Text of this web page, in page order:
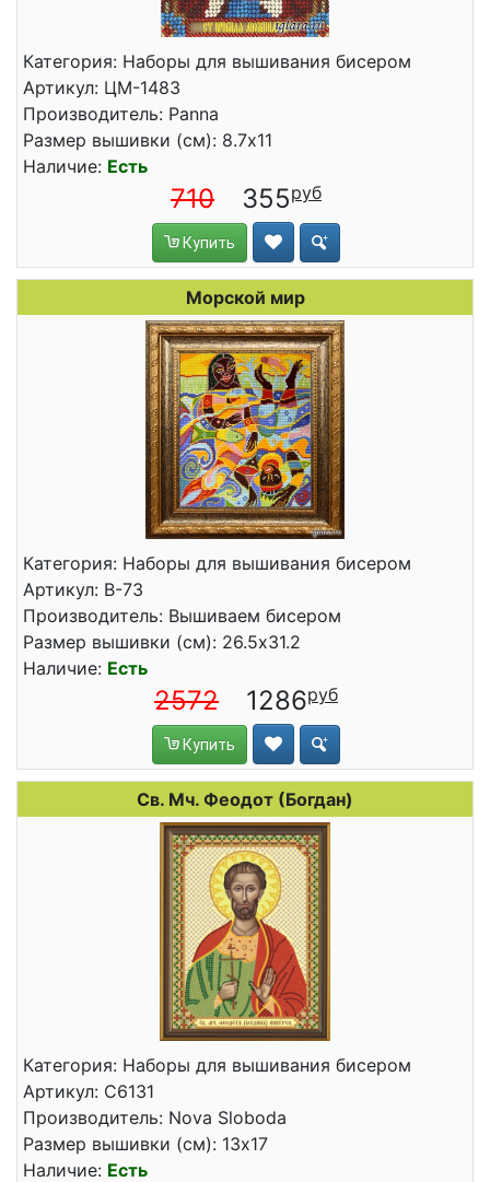
Категория: Наборы для вышивания бисером
Артикул: ЦМ-1483
Производитель: Panna
Размер вышивки (см): 8.7x11
Наличие: Есть
710 355
Купить
Морской мир
Категория: Наборы для вышивания бисером
Артикул: B-73
Производитель: Вышиваем бисером
Размер вышивки (см): 26.5x31.2
Наличие: Есть
2572 1286
Купить
Св. Мч. Феодот (Богдан)
Категория: Наборы для вышивания бисером
Артикул: С6131
Производитель: Nova Sloboda
Размер вышивки (см): 13x17
Наличие: Есть